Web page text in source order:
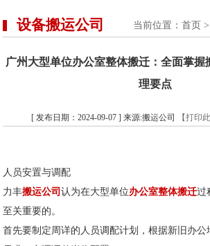
设备搬运公司 当前位置： 首页 >
广州大型单位办公室整体搬迁：全面掌握
理要点
[ 发布日期：2024-09-07 ] 来源:搬运公司 【打印
人员安置与调配
力丰搬运公司认为在大型单位办公室整体搬迁过
至关重要的。
首先要制定周详的人员调配计划，根据新旧办